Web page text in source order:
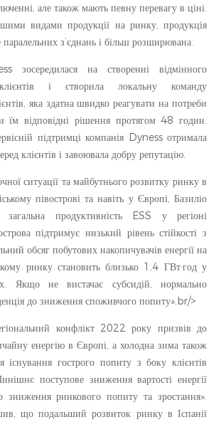
але також мають певну перевагу в ціні.
видами продукції на ринку, продукція
з’єднань і більш розширювана.
зосередилася на створенні відмінного
і створила локальну команду
яка здатна швидко реагувати на потреби
їм відповідні рішення протягом 48 годин.
підтримці компанія Dyness отримала
клієнтів і завоювала добру репутацію.
ситуації та майбутнього розвитку ринку в
півострові та навіть у Європі, Базиліо
продуктивність ESS у регіоні
підтримує низький рівень стійкості з
обсяг побутових накопичувачів енергії на
ринку становить близько 1,4 ГВт·год у
Якщо не вистачає субсидій, нормально
до зниження споживчого попиту».br/>
конфлікт 2022 року призвів до
енергію в Європі, а холодна зима також
існування гострого попиту з боку клієнтів
поступове зниження вартості енергії
зниження ринкового попиту та зростання».
що подальший розвиток ринку в Іспанії